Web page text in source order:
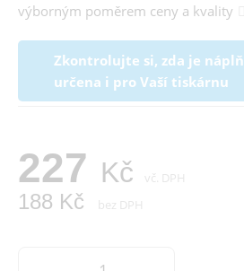
výborným poměrem ceny a kvality
Zkontrolujte si, zda je náplň
určena i pro Vaší tiskárnu
227 Kč vč. DPH
188 Kč bez DPH